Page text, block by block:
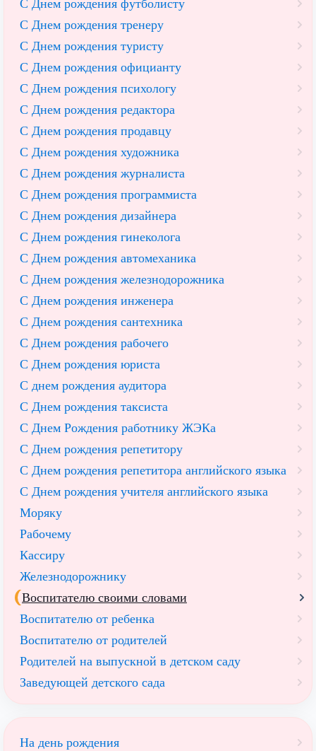
С Днем рождения футболисту
С Днем рождения тренеру
С Днем рождения туристу
С Днем рождения официанту
С Днем рождения психологу
С Днем рождения редактора
С Днем рождения продавцу
С Днем рождения художника
С Днем рождения журналиста
С Днем рождения программиста
С Днем рождения дизайнера
С Днем рождения гинеколога
С Днем рождения автомеханика
С Днем рождения железнодорожника
С Днем рождения инженера
С Днем рождения сантехника
С Днем рождения рабочего
С Днем рождения юриста
С днем рождения аудитора
С Днем рождения таксиста
С Днем Рождения работнику ЖЭКа
С Днем рождения репетитору
С Днем рождения репетитора английского языка
С Днем рождения учителя английского языка
Моряку
Рабочему
Кассиру
Железнодорожнику
Воспитателю своими словами
Воспитателю от ребенка
Воспитателю от родителей
Родителей на выпускной в детском саду
Заведующей детского сада
На день рождения